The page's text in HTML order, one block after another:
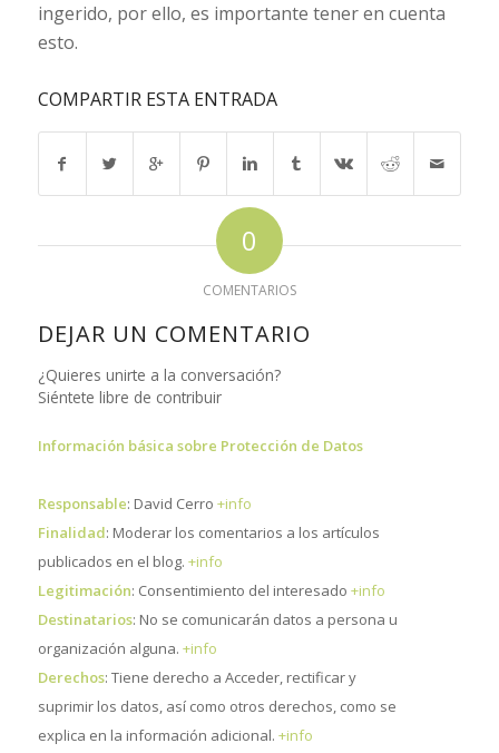
ingerido, por ello, es importante tener en cuenta
esto.
COMPARTIR ESTA ENTRADA
0
COMENTARIOS
DEJAR UN COMENTARIO
¿Quieres unirte a la conversación?
Siéntete libre de contribuir
Información básica sobre Protección de Datos
Responsable: David Cerro +info
Finalidad: Moderar los comentarios a los artículos
publicados en el blog. +info
Legitimación: Consentimiento del interesado +info
Destinatarios: No se comunicarán datos a persona u
organización alguna. +info
Derechos: Tiene derecho a Acceder, rectificar y
suprimir los datos, así como otros derechos, como se
explica en la información adicional. +info